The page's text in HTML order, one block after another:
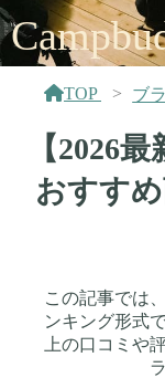
TOP ブ
【2026
おすす
この記事では
ンキング形式
上の口コミや